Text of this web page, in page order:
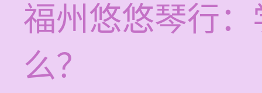
福州悠悠琴行
么？